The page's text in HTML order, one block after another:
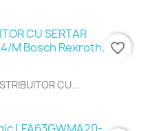
CU...
favorite_border